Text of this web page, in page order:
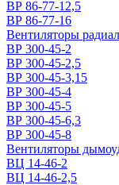
ВР 86-77-12,5
ВР 86-77-16
Вентиляторы
ВР 300-45-2
ВР 300-45-2,5
ВР 300-45-3,15
ВР 300-45-4
ВР 300-45-5
ВР 300-45-6,3
ВР 300-45-8
Вентиляторы
ВЦ 14-46-2
ВЦ 14-46-2,5